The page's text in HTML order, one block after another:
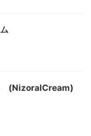
(NizoralCream)